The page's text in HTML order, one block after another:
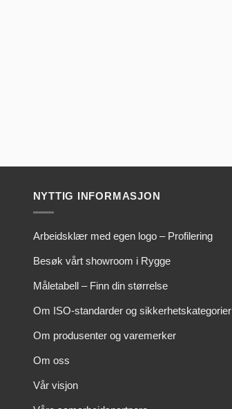
NYTTIG INFORMASJON
Arbeidsklær med egen logo – Profilering
Besøk vårt showroom i Rygge
Måletabell – Finn din størrelse
Om ISO-standarder og sikkerhetskategorier
Om produsenter og varemerker
Om oss
Vår visjon